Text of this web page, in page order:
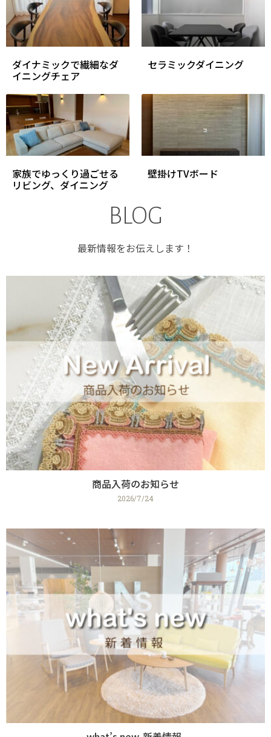
ダイナミックで繊細なダ
イニングチェア
セラミックダイニング
家族でゆっくり過ごせる
リビング、ダイニング
壁掛けTVボード
BLOG
最新情報をお伝えします！
商品入荷のお知らせ
2026/7/24